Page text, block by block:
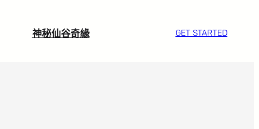
神秘仙谷奇緣 GET STARTED